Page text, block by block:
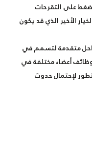
ضغط على التقرحات
الأخير الذي قد يكون
متقدمة لتسمم في
أعضاء مختلفة في
لإحتمال حدوث